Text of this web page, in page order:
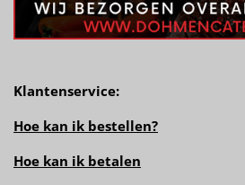
Klantenservice:
Hoe kan ik bestellen?
Hoe kan ik betalen